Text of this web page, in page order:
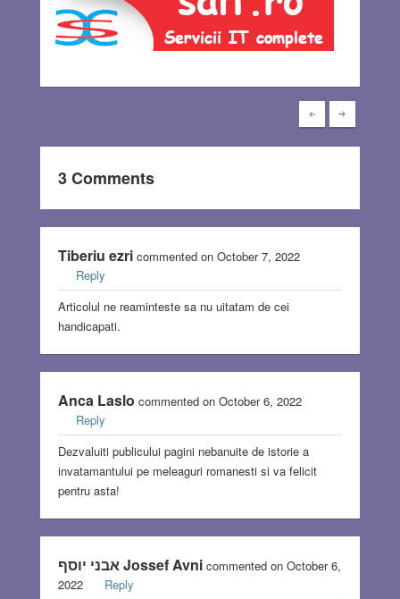
3 Comments
Tiberiu ezricommented on October 7, 2022
Reply
Articolul ne reaminteste sa nu uitatam de cei
handicapati.
Anca Laslo commented on October 6, 2022
Reply
Dezvaluiti publicului pagini nebanuite de istorie a
invatamantului pe meleaguri romanesti si va felicit
pentru asta!
אבני יוסף Jossef Avnicommented on October 6,
2022
Reply